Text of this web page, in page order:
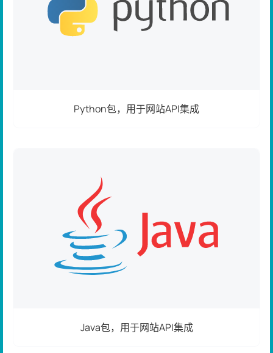
Python包，用于网站API集成
Java包，用于网站API集成